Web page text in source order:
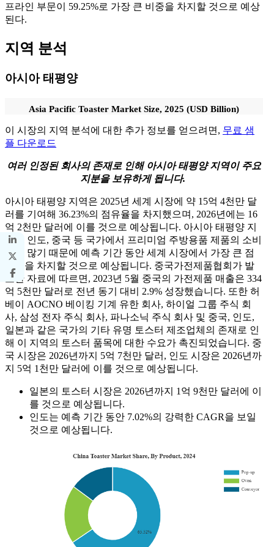
프라인 부문이 59.25%로 가장 큰 비중을 차지할 것으로 예상
된다.
지역 분석
아시아 태평양
Asia Pacific Toaster Market Size, 2025 (USD Billion)
이 시장의 지역 분석에 대한 추가 정보를 얻으려면, 무료 샘
플 다운로드
여러 인정된 회사의 존재로 인해 아시아 태평양 지역이 주요
지분을 보유하게 됩니다.
아시아 태평양 지역은 2025년 세계 시장에 약 15억 4천만 달
러를 기여해 36.23%의 점유율을 차지했으며, 2026년에는 16
억 2천만 달러에 이를 것으로 예상됩니다. 아시아 태평양 지
역은 인도, 중국 등 국가에서 프리미엄 주방용품 제품의 소비
량이 많기 때문에 예측 기간 동안 세계 시장에서 가장 큰 점
유율을 차지할 것으로 예상됩니다. 중국가전제품협회가 발
표한 자료에 따르면, 2023년 5월 중국의 가전제품 매출은 334
억 5천만 달러로 전년 동기 대비 2.9% 성장했습니다. 또한 허
베이 AOCNO 베이킹 기계 유한 회사, 하이얼 그룹 주식 회
사, 삼성 전자 주식 회사, 파나소닉 주식 회사 및 중국, 인도,
일본과 같은 국가의 기타 유명 토스터 제조업체의 존재로 인
해 이 지역의 토스터 품목에 대한 수요가 촉진되었습니다. 중
국 시장은 2026년까지 5억 7천만 달러, 인도 시장은 2026년까
지 5억 1천만 달러에 이를 것으로 예상됩니다.
일본의 토스터 시장은 2026년까지 1억 9천만 달러에 이
를 것으로 예상됩니다.
인도는 예측 기간 동안 7.02%의 강력한 CAGR을 보일
것으로 예상됩니다.